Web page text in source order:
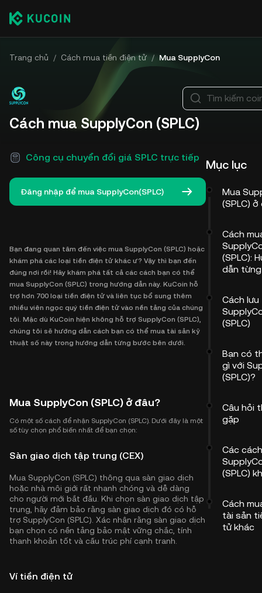
Trang chủ / Cách mua tiền điện tử / Mua SupplyCon
Cách mua SupplyCon (SPLC)
Công cụ chuyển đổi giá SPLC trực tiếp
Đăng nhập để mua SupplyCon(SPLC)
Bạn đang quan tâm đến việc mua SupplyCon (SPLC) hoặc
khám phá các loại tiền điện tử khác ư? Vậy thì bạn đến
đúng nơi rồi! Hãy khám phá tất cả các cách bạn có thể
mua SupplyCon (SPLC) trong hướng dẫn này. KuCoin hỗ
trợ hơn 700 loại tiền điện tử và liên tục bổ sung thêm
nhiều viên ngọc quý tiền điện tử vào nền tảng của chúng
tôi. Mặc dù KuCoin hiện không hỗ trợ SupplyCon (SPLC),
chúng tôi sẽ hướng dẫn cách bạn có thể mua tài sản kỹ
thuật số này trong hướng dẫn từng bước bên dưới.
Mua SupplyCon (SPLC) ở đâu?
Có một số cách để nhận SupplyCon (SPLC). Dưới đây là một
số tùy chọn phổ biến nhất để bạn chọn:
Sàn giao dịch tập trung (CEX)
Mua SupplyCon (SPLC) thông qua sàn giao dịch
hoặc nhà môi giới rất nhanh chóng và dễ dàng
cho người mới bắt đầu. Khi chọn sàn giao dịch tập
trung, hãy đảm bảo rằng sàn giao dịch đó có hỗ
trợ SupplyCon (SPLC). Xác nhận rằng sàn giao dịch
bạn chọn có nền tảng bảo mật vững chắc, tính
thanh khoản tốt và cấu trúc phí cạnh tranh.
Ví tiền điện tử
Tìm kiếm
Mục lục
Mua
(SPLC) ở
Cách
(SPLC):
dẫn
Cách lưu
(SPLC)
Bạn có
gì với
(SPLC)?
Câu hỏi
gặp
Các
(SPLC)
Cách
tài sản
tử khác